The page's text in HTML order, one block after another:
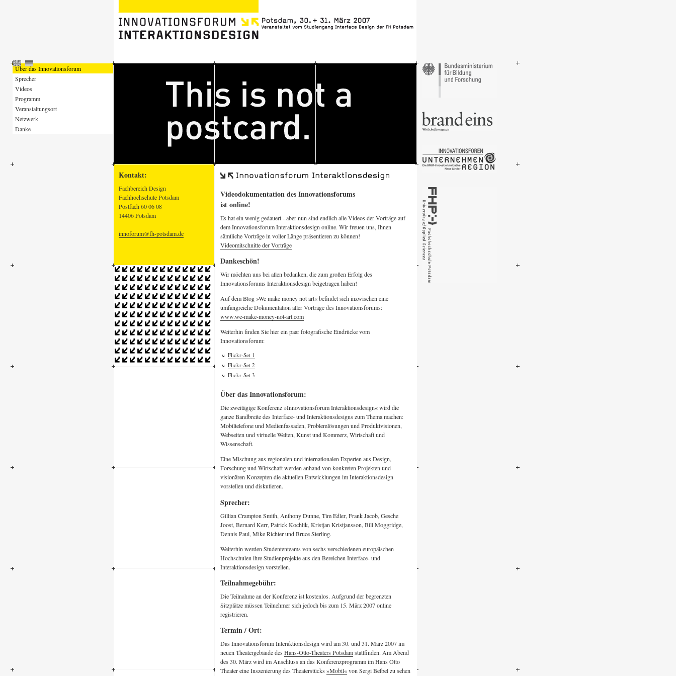
Über das Innovationsforum
Sprecher
Videos
Programm
Veranstaltungsort
Netzwerk
Danke
Kontakt:
Fachbereich Design
Fachhochschule Potsdam
Postfach 60 06 08
14406 Potsdam
innoforum@fh-potsdam.de
Videodokumentation des Innovationsforums
ist online!
Es hat ein wenig gedauert - aber nun sind endlich alle Videos der Vorträge auf
dem Innovationsforum Interaktionsdesign online. Wir freuen uns, Ihnen
sämtliche Vorträge in voller Länge präsentieren zu können!
Videomitschnitte der Vorträge
Dankeschön!
Wir möchten uns bei allen bedanken, die zum großen Erfolg des
Innovationsforums Interaktionsdesign beigetragen haben!
Auf dem Blog »We make money not art« befindet sich inzwischen eine
umfangreiche Dokumentation aller Vorträge des Innovationsforums:
www.we-make-money-not-art.com
Weiterhin finden Sie hier ein paar fotografische Eindrücke vom
Innovationsforum:
Flickr-Set 1
Flickr-Set 2
Flickr-Set 3
Über das Innovationsforum:
Die zweitägige Konferenz »Innovationsforum Interaktionsdesign« wird die
ganze Bandbreite des Interface- und Interaktionsdesigns zum Thema machen:
Mobiltelefone und Medienfassaden, Problemlösungen und Produktvisionen,
Webseiten und virtuelle Welten, Kunst und Kommerz, Wirtschaft und
Wissenschaft.
Eine Mischung aus regionalen und internationalen Experten aus Design,
Forschung und Wirtschaft werden anhand von konkreten Projekten und
visionären Konzepten die aktuellen Entwicklungen im Interaktionsdesign
vorstellen und diskutieren.
Sprecher:
Gillian Crampton Smith, Anthony Dunne, Tim Edler, Frank Jacob, Gesche
Joost, Bernard Kerr, Patrick Kochlik, Kristjan Kristjansson, Bill Moggridge,
Dennis Paul, Mike Richter und Bruce Sterling.
Weiterhin werden Studententeams von sechs verschiedenen europäischen
Hochschulen ihre Studienprojekte aus den Bereichen Interface- und
Interaktionsdesign vorstellen.
Teilnahmegebühr:
Die Teilnahme an der Konferenz ist kostenlos. Aufgrund der begrenzten
Sitzplätze müssen Teilnehmer sich jedoch bis zum 15. März 2007 online
registrieren.
Termin / Ort:
Das Innovationsforum Interaktionsdesign wird am 30. und 31. März 2007 im
neuen Theatergebäude desHans-Otto-Theaters Potsdamstattfinden. Am Abend
des 30. März wird im Anschluss an das Konferenzprogramm im Hans Otto
Theater eine Inszenierung des Theaterstücks»Mobil«von Sergi Belbel zu sehen